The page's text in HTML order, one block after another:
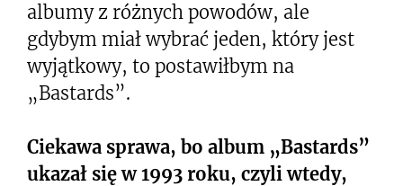
albumy z różnych powodów, ale
gdybym miał wybrać jeden, który jest
wyjątkowy, to postawiłbym na
„Bastards”.
Ciekawa sprawa, bo album „Bastards”
ukazał się w 1993 roku, czyli wtedy,